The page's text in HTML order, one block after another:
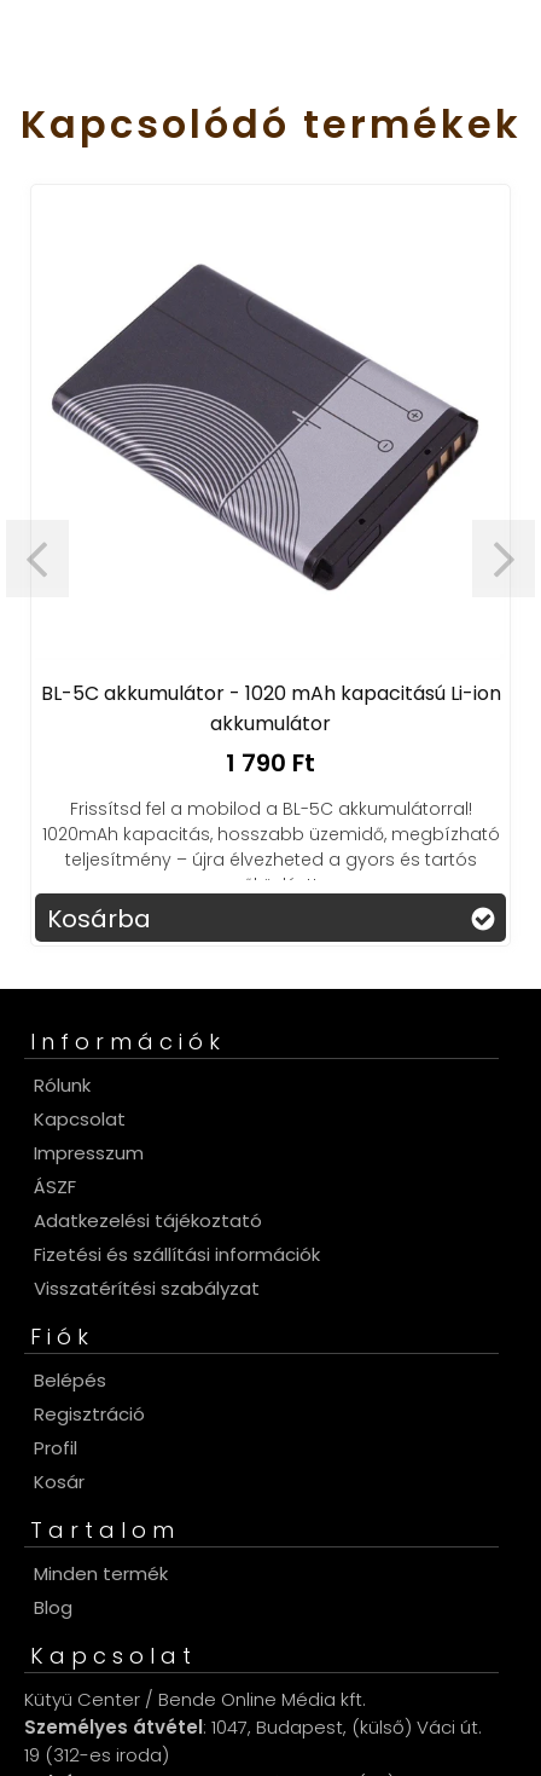
Kapcsolódó termékek
BL-5C akkumulátor - 1020 mAh kapacitású Li-ion
akkumulátor
1 790 Ft
Frissítsd fel a mobilod a BL-5C akkumulátorral!
1020mAh kapacitás, hosszabb üzemidő, megbízható
teljesítmény – újra élvezheted a gyors és tartós
működést!
Kosárba
Információk
Rólunk
Kapcsolat
Impresszum
ÁSZF
Adatkezelési tájékoztató
Fizetési és szállítási információk
Visszatérítési szabályzat
Fiók
Belépés
Regisztráció
Profil
Kosár
Tartalom
Minden termék
Blog
Kapcsolat
Kütyü Center / Bende Online Média kft.
Személyes átvétel: 1047, Budapest, (külső) Váci út.
19 (312-es iroda)